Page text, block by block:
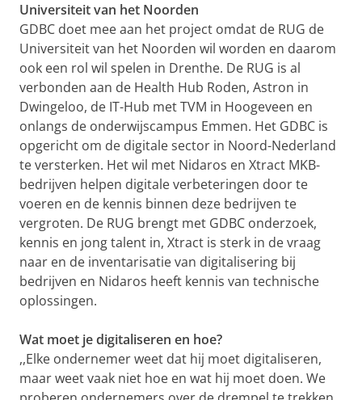
Universiteit van het Noorden
GDBC doet mee aan het project omdat de RUG de
Universiteit van het Noorden wil worden en daarom
ook een rol wil spelen in Drenthe. De RUG is al
verbonden aan de Health Hub Roden, Astron in
Dwingeloo, de IT-Hub met TVM in Hoogeveen en
onlangs de onderwijscampus Emmen. Het GDBC is
opgericht om de digitale sector in Noord-Nederland
te versterken. Het wil met Nidaros en Xtract MKB-
bedrijven helpen digitale verbeteringen door te
voeren en de kennis binnen deze bedrijven te
vergroten. De RUG brengt met GDBC onderzoek,
kennis en jong talent in, Xtract is sterk in de vraag
naar en de inventarisatie van digitalisering bij
bedrijven en Nidaros heeft kennis van technische
oplossingen.
Wat moet je digitaliseren en hoe?
,,Elke ondernemer weet dat hij moet digitaliseren,
maar weet vaak niet hoe en wat hij moet doen. We